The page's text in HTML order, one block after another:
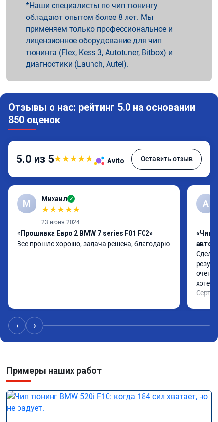
Наши специалисты по чип тюнингу
обладают опытом более 8 лет. Мы
применяем только профессиональное и
лицензионное оборудование для чип
тюнинга (Flex, Kess 3, Autotuner, Bitbox) и
диагностики (Launch, Autel).
Отзывы о нас: рейтинг 5.0 на основании
850 оценок
5.0 из 5★★★★★ Avito Оставить отзыв
М Михаил ✓
★★★★★
23 июня 2024
«Прошивка Евро 2 BMW 7 series F01 F02»
Все прошло хорошо, задача решена, благодарю
A
«Чип
очень
хотел.
‹ ›
Примеры наших работ